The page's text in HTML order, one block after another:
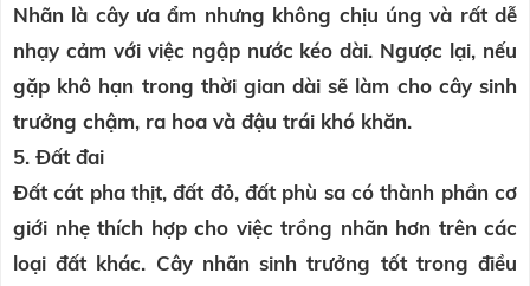
Nhãn là cây ưa ẩm nhưng không chịu úng và rất dễ
nhạy cảm với việc ngập nước kéo dài. Ngược lại, nếu
gặp khô hạn trong thời gian dài sẽ làm cho cây sinh
trưởng chậm, ra hoa và đậu trái khó khăn.
5. Đất đai
Đất cát pha thịt, đất đỏ, đất phù sa có thành phần cơ
giới nhẹ thích hợp cho việc trồng nhãn hơn trên các
loại đất khác. Cây nhãn sinh trưởng tốt trong điều